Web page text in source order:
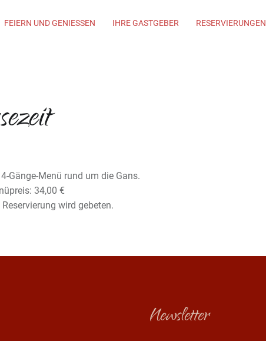
FEIERN UND GENIESSEN IHRE GASTGEBER RESERVIERUNGEN
Gänge-Menü rund um die Gans.
34,00 €
Reservierung wird gebeten.
Newsletter